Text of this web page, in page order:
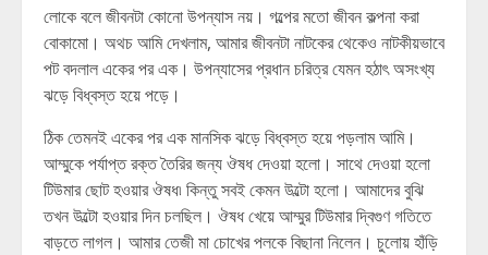
লোকে বলে জীবনটা কোনো উপন্যাস নয়। গল্পের মতো জীবন কল্পনা করা
বোকামো। অথচ আমি দেখলাম, আমার জীবনটা নাটকের থেকেও নাটকীয়ভাবে
পট বদলাল একের পর এক। উপন্যাসের প্রধান চরিত্র যেমন হঠাৎ অসংখ্য
ঝড়ে বিধ্বস্ত হয়ে পড়ে।
ঠিক তেমনই একের পর এক মানসিক ঝড়ে বিধ্বস্ত হয়ে পড়লাম আমি।
আম্মুকে পর্যাপ্ত রক্ত তৈরির জন্য ঔষধ দেওয়া হলো। সাথে দেওয়া হলো
টিউমার ছোট হওয়ার ঔষধ৷ কিন্তু সবই কেমন উল্টো হলো। আমাদের বুঝি
তখন উল্টো হওয়ার দিন চলছিল। ঔষধ খেয়ে আম্মুর টিউমার দ্বিগুণ গতিতে
বাড়তে লাগল। আমার তেজী মা চোখের পলকে বিছানা নিলেন। চুলোয় হাঁড়ি